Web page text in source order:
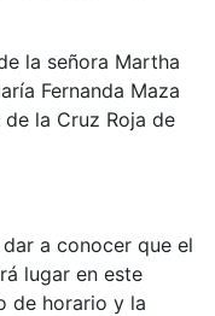
la señora Martha
Fernanda Maza
la Cruz Roja de
a conocer que el
lugar en este
de horario y la